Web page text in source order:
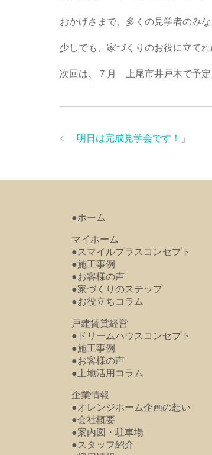
おかげさまで、多くの見学者のみ
少しでも、家づくりのお役に立てれ
次回は、７月 上尾市井戸木で予定
「 明日は完成見学会です！ 」
●ホーム
マイホーム
●スマイルプラスコンセプト
●施工事例
●お客様の声
●家づくりのステップ
●お役立ちコラム
戸建賃貸経営
●ドリームハウスコンセプト
●施工事例
●お客様の声
●土地活用コラム
企業情報
●オレンジホーム企画の想い
●会社概要
●案内図・駐車場
●スタッフ紹介